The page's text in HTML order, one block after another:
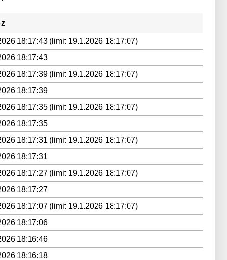
18:17:43 (limit 19.1.2026 18:17:07)
18:17:43
18:17:39 (limit 19.1.2026 18:17:07)
18:17:39
18:17:35 (limit 19.1.2026 18:17:07)
18:17:35
18:17:31 (limit 19.1.2026 18:17:07)
18:17:31
18:17:27 (limit 19.1.2026 18:17:07)
18:17:27
18:17:07 (limit 19.1.2026 18:17:07)
18:17:06
18:16:46
18:16:18